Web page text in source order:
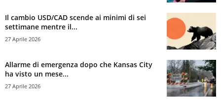
Il cambio USD/CAD scende ai minimi di sei
settimane mentre il...
27 Aprile 2026
Allarme di emergenza dopo che Kansas City
ha visto un mese...
27 Aprile 2026